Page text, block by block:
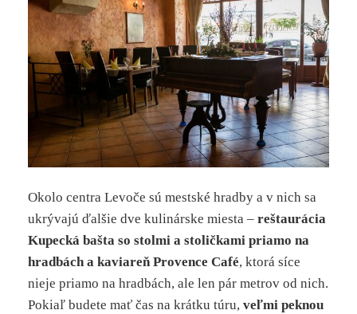
Okolo centra Levoče sú mestské hradby a v nich sa
ukrývajú ďalšie dve kulinárske miesta –reštaurácia
Kupecká bašta so stolmi a stoličkami priamo na
hradbách a kaviareň Provence Café, ktorá síce
nieje priamo na hradbách, ale len pár metrov od nich.
Pokiaľ budete mať čas na krátku túru,veľmi peknou